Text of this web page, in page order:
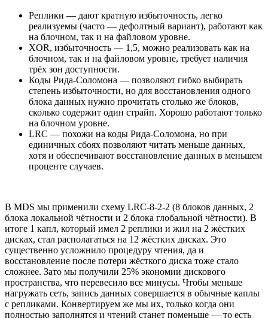
Реплики — дают кратную избыточность, легко
реализуемы (часто — дефолтный вариант), работают как
на блочном, так и на файловом уровне.
XOR, избыточность — 1,5, можно реализовать как на
блочном, так и на файловом уровне, требует наличия
трёх зон доступности.
Коды Рида-Соломона — позволяют гибко выбирать
степень избыточности, но для восстановления одного
блока данных нужно прочитать столько же блоков,
сколько содержит один страйп. Хорошо работают только
на блочном уровне.
LRС — похожи на коды Рида-Соломона, но при
единичных сбоях позволяют читать меньше данных,
хотя и обеспечивают восстановление данных в меньшем
проценте случаев.
В MDS мы применили схему LRC-8-2-2 (8 блоков данных, 2
блока локальной чётности и 2 блока глобальной чётности). В
итоге 1 капл, который имел 2 реплики и жил на 2 жёстких
дисках, стал располагаться на 12 жёстких дисках. Это
существенно усложнило процедуру чтения, да и
восстановление после потери жёсткого диска тоже стало
сложнее. Зато мы получили 25% экономии дискового
пространства, что перевесило все минусы. Чтобы меньше
нагружать сеть, запись данных совершается в обычные каплы
с репликами. Конвертируем же мы их, только когда они
полностью заполнятся и чтений станет поменьше — то есть